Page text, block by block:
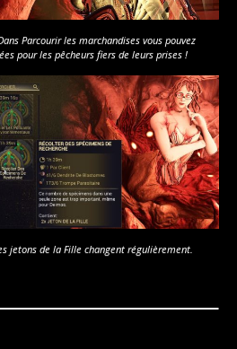
Parcourir les marchandises vous pouvez
pour les pêcheurs fiers de leurs prises !
jetons de la Fille changent régulièrement.